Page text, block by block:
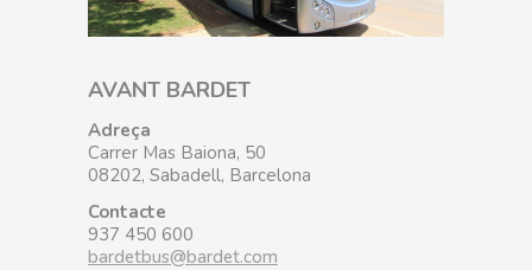
AVANT BARDET
Adreça
Carrer Mas Baiona, 50
08202, Sabadell, Barcelona
Contacte
937 450 600
bardetbus@bardet.com